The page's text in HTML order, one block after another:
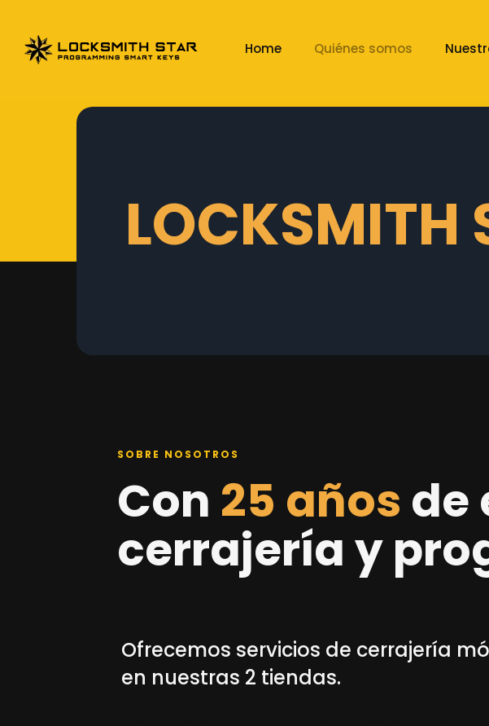
Home Quiénes somos
LOCKSMITH
SOBRE NOSOTROS
Con 25 años de
cerrajería y
Ofrecemos servicios de cerrajería
en nuestras 2 tiendas.